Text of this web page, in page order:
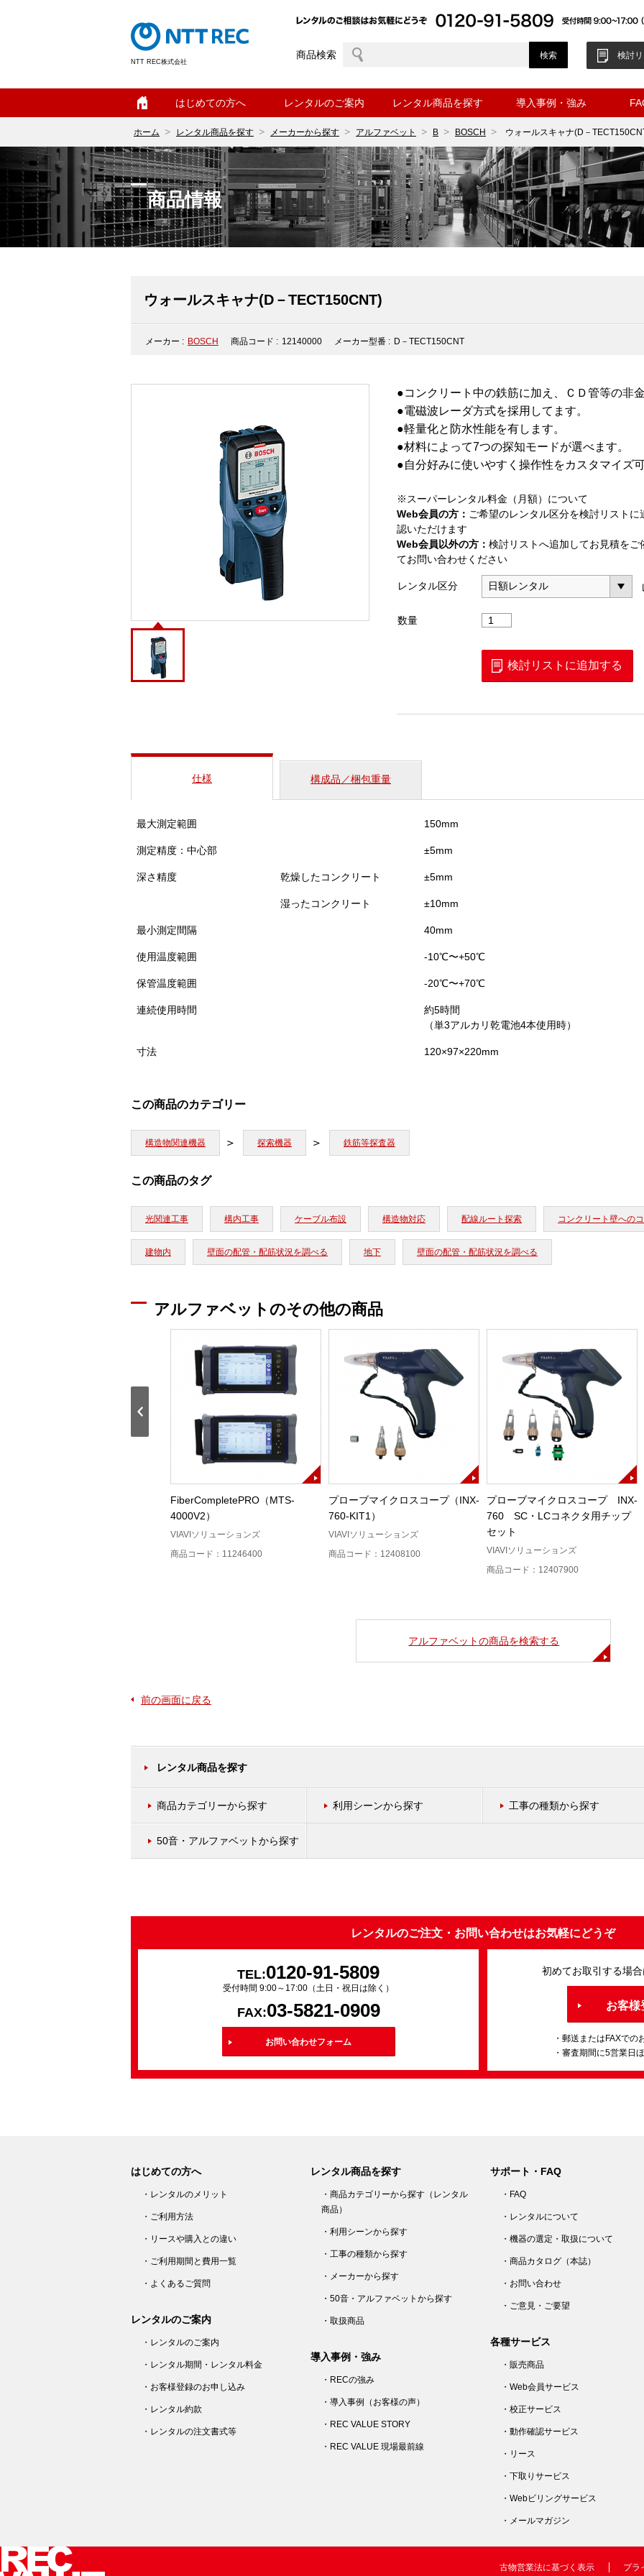
NTT REC株式会社
商品検索 検討リ
はじめての方へ レンタルのご案内 レンタル商品を探す 導入事例・強み
ホーム レンタル商品を探す メーカーから探す アルファベット B BOSCH ウォールスキャナ(D－
商品情報
ウォールスキャナ(D－TECT150CNT)
メーカー : BOSCH 商品コード : 12140000 メーカー型番 : D－TECT150CNT
●コンクリート中の鉄筋に加え、ＣＤ管等の非
●電磁波レーダ方式を採用してます。
●軽量化と防水性能を有します。
●材料によって7つの探知モードが選べます。
●自分好みに使いやすく操作性をカスタマイズ可
※スーパーレンタル料金（月額）について
Web会員の方： ご希望のレンタル区分を検討リスト
認いただけます
Web会員以外の方： 検討リストへ追加してお見積をご
てお問い合わせください
レンタル区分
数量
ウ
ー
ス
検討リストに追加する
仕様 構成品／梱包重量
最大測定範囲 150mm
測定精度：中心部 ±5mm
深さ精度 乾燥したコンクリート ±5mm
湿ったコンクリート ±10mm
最小測定間隔 40mm
使用温度範囲 -10℃〜+50℃
保管温度範囲 -20℃〜+70℃
連続使用時間
約5時間
（単3アルカリ乾電池4本使用時）
寸法 120×97×220mm
この商品のカテゴリー
構造物関連機器 探索機器 鉄筋等探査器
この商品のタグ
光関連工事 構内工事 ケーブル布設 構造物対応 配線ルート探索 コンクリート壁への
建物内 壁面の配管・配筋状況を調べる 地下 壁面の配管・配筋状況を調べる
アルファベットのその他の商品
FiberCompletePRO（MTS-
4000V2）
VIAVIソリューションズ
商品コード：11246400
プローブマイクロスコープ（INX-
760-KIT1）
VIAVIソリューションズ
商品コード：12408100
プローブマイクロスコープ INX-
760 SC・LCコネクタ用チップ
セット
VIAVIソリューションズ
商品コード：12407900
アルファベットの商品を検索する
前の画面に戻る
レンタル商品を探す
商品カテゴリーから探す 利用シーンから探す 工事の種類から探す
50音・アルファベットから探す
レンタルのご注文・お問い合わせはお気軽にどうぞ
TEL:0120-91-5809
受付時間 9:00～17:00（土日・祝日は除く）
FAX:03-5821-0909
お問い合わせフォーム
初めてお取引する場
お客様
・郵送またはFAXでの
・審査期間に5営業日
はじめての方へ
・レンタルのメリット
・ご利用方法
・リースや購入との違い
・ご利用期間と費用一覧
・よくあるご質問
レンタルのご案内
・レンタルのご案内
・レンタル期間・レンタル料金
・お客様登録のお申し込み
・レンタル約款
・レンタルの注文書式等
レンタル商品を探す
・商品カテゴリーから探す（レンタル
商品）
・利用シーンから探す
・工事の種類から探す
・メーカーから探す
・50音・アルファベットから探す
・取扱商品
導入事例・強み
・RECの強み
・導入事例（お客様の声）
・REC VALUE STORY
・REC VALUE 現場最前線
サポート・FAQ
・FAQ
・レンタルについて
・機器の選定・取扱について
・商品カタログ（本誌）
・お問い合わせ
・ご意見・ご要望
各種サービス
・販売商品
・Web会員サービス
・校正サービス
・動作確認サービス
・リース
・下取りサービス
・Webビリングサービス
・メールマガジン
古物営業法に基づく表示 プラ